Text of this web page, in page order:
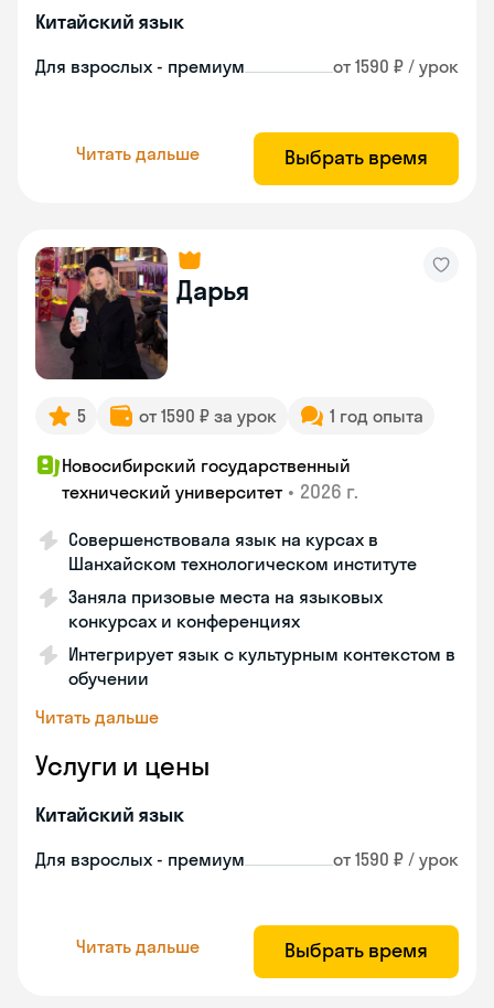
Китайский язык
Для взрослых - премиум от 1590 ₽ / урок
Читать дальше Выбрать время
Дарья
5 от 1590 ₽ за урок 1 год опыта
Новосибирский государственный
технический университет • 2026 г.
Совершенствовала язык на курсах в
Шанхайском технологическом институте
Заняла призовые места на языковых
конкурсах и конференциях
Интегрирует язык с культурным контекстом в
обучении
Читать дальше
Услуги и цены
Китайский язык
Для взрослых - премиум от 1590 ₽ / урок
Читать дальше Выбрать время